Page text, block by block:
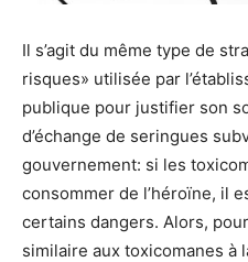
Il s’agit du même type de
risques» utilisée par
publique pour justifier son
d’échange de seringues
gouvernement: si les
consommer de l’héroïne, il
certains dangers. Alors,
similaire aux toxicomanes à